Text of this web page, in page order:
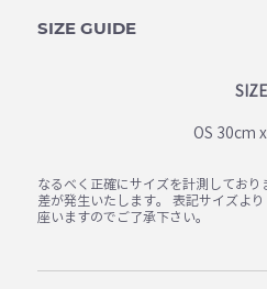
SIZE GUIDE
SIZE
OS 30cm
なるべく正確にサイズを計測してお
差が発生いたします。 表記サイズよ
座いますのでご了承下さい。